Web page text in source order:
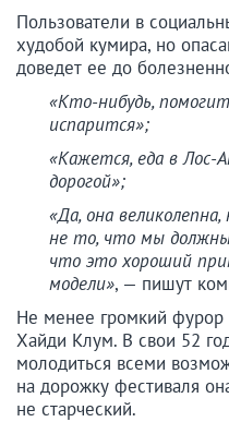
Пользователи в
худобой кумира, но
доведет ее до
«Кто-нибудь,
испарится»;
«Кажется, еда в Лос-
дорогой»;
«Да, она
не то, что мы
что это хороший
модели», — пишут
Не менее громкий фурор
Хайди Клум. В свои 52
молодиться всеми
на дорожку фестиваля
не старческий.